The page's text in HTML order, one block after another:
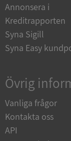
Annonsera i
Kreditrapporten
Syna Sigill
Syna Easy
Övrig
Vanliga frågor
Kontakta oss
API